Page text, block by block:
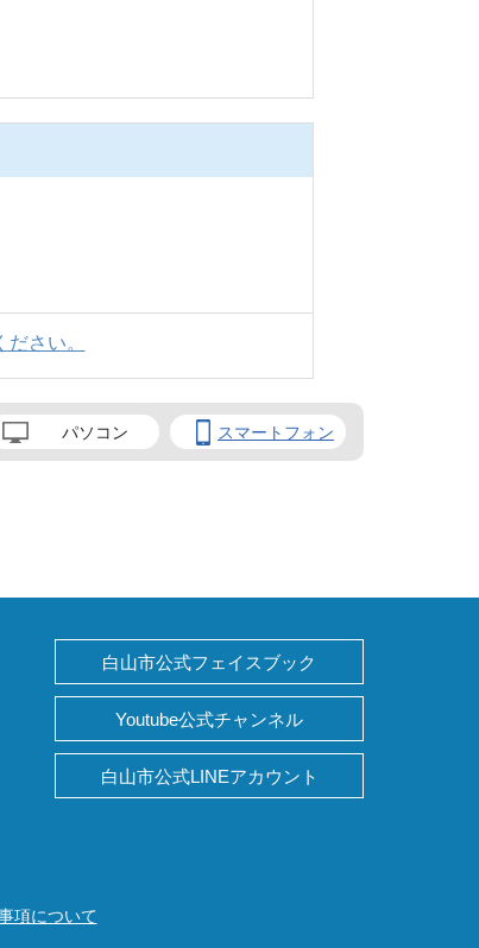
さい。
パソコン スマートフォン
白山市公式フェイスブック
Youtube公式チャンネル
白山市公式LINEアカウント
項について